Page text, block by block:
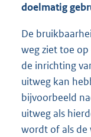
doelmatig
De
weg ziet toe
de inrichting
uitweg kan
bijvoorbeeld
uitweg als
wordt of als de